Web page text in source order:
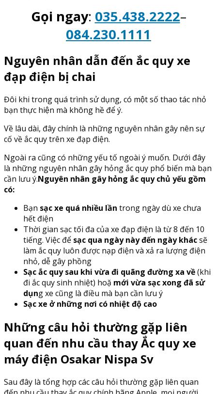
Gọi ngay: 035.438.2222–
084.230.1111
Nguyên nhân dẫn đến ắc quy xe
đạp điện bị chai
Đôi khi trong quá trình sử dụng, có một số thao tác nhỏ
bạn thực hiện mà không hề để ý.
Về lâu dài, đây chính là những nguyên nhân gây nên sự
cố về ắc quy trên xe đạp điện.
Ngoài ra cũng có những yếu tố ngoài ý muốn. Dưới đây
là những nguyên nhân gây hỏng ắc quy phổ biến mà bạn
cần lưu ý.Nguyên nhân gây hỏng ắc quy chủ yếu gồm
có:
Bạn sạc xe quá nhiều lần trong ngày dù xe chưa
hết điện
Thời gian sạc tối đa của xe đạp điện là từ 8 đến 10
tiếng. Việc để sạc qua ngày này đến ngày khácsẽ
làm ắc quy luôn được nạp điện và xả ra lượng điện
nhỏ, dễ gây phồng
Sạc ắc quy sau khi vừa đi quãng đường xa về(khi
đi ắc quy sinh nhiệt) hoặ mới vừa sạc xong đã sử
dụng xe cũng là điều mà bạn cần lưu ý
Sạc xe ở những nơi có nhiệt độ cao
Những câu hỏi thường gặp liên
quan đến nhu cầu thay Ắc quy xe
máy điện Osakar Nispa Sv
Sau đây là tổng hợp các câu hỏi thường gặp liên quan